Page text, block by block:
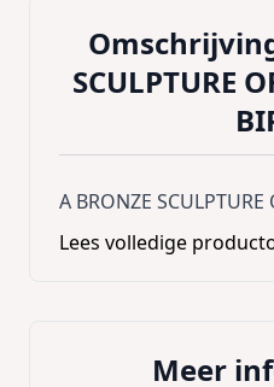
SCULPTURE
A BRONZE
Lees volledige
Meer